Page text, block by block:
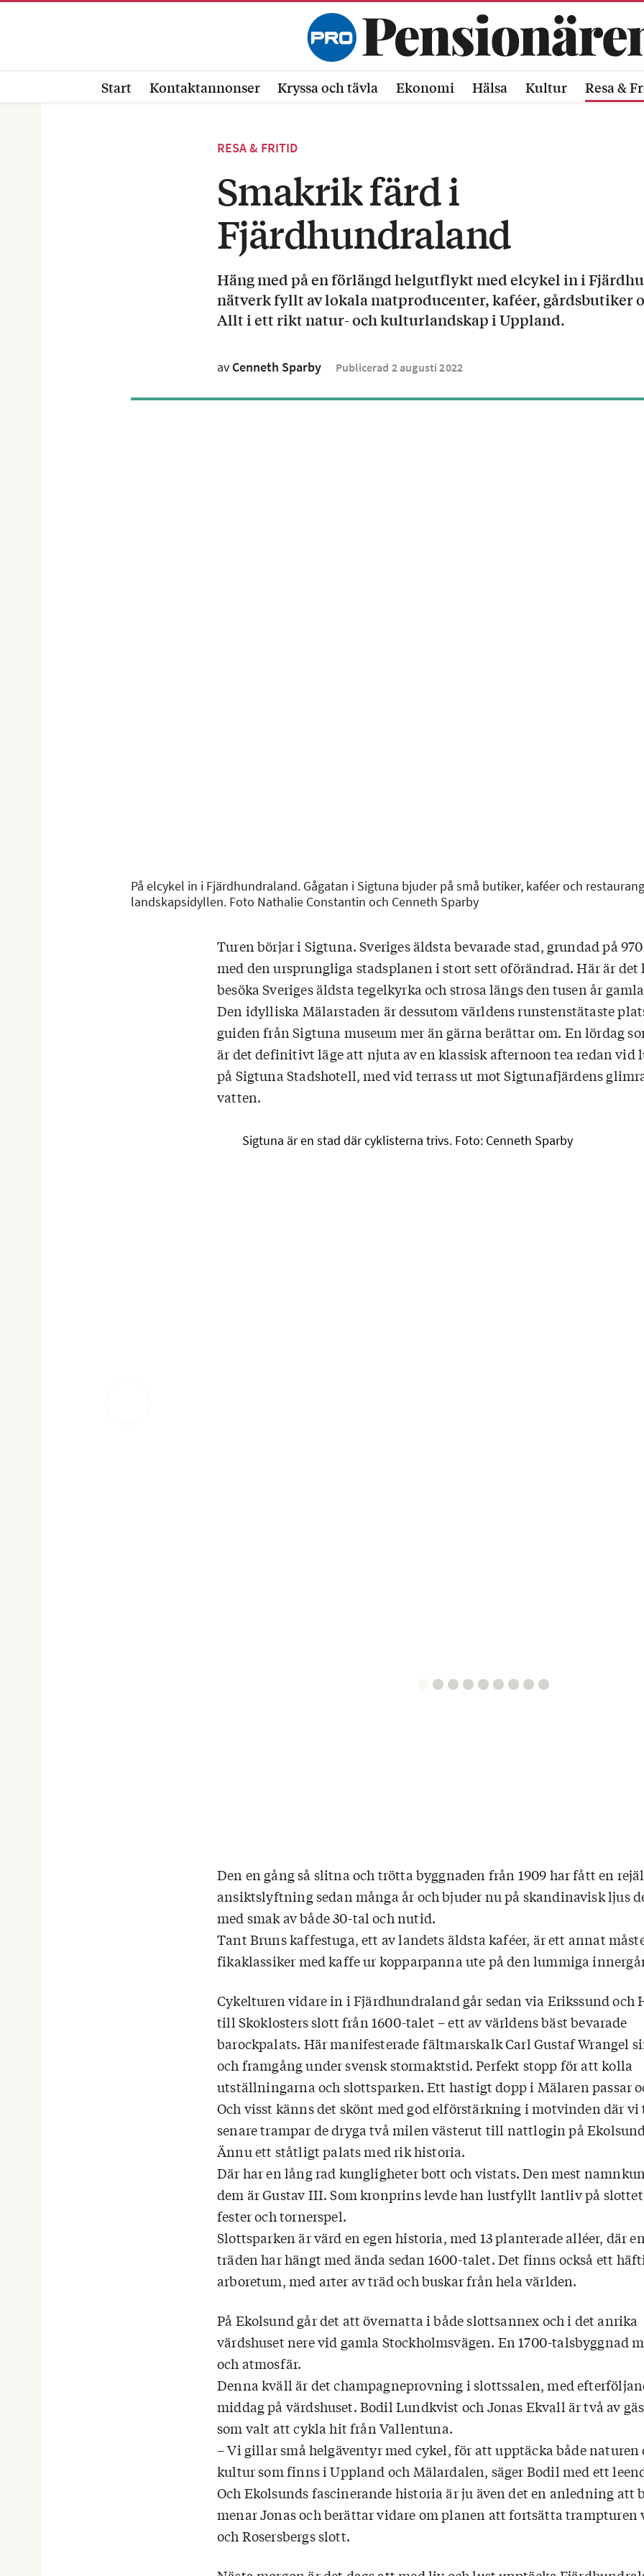
Start Kontaktannonser Kryssa och tävla Ekonomi Hälsa Kultur Resa &
RESA & FRITID
Smakrik färd i
Fjärdhundraland
Häng med på en förlängd helgutflykt med elcykel in i
nätverk fyllt av lokala matproducenter, kaféer, gårdsbutiker
Allt i ett rikt natur- och kulturlandskap i Uppland.
av Cenneth Sparby Publicerad 2 augusti 2022
På elcykel in i Fjärdhundraland. Gågatan i Sigtuna bjuder på små butiker, kaféer och
landskapsidyllen. Foto Nathalie Constantin och Cenneth Sparby
Turen börjar i Sigtuna. Sveriges äldsta bevarade stad, grundad på
med den ursprungliga stadsplanen i stort sett oförändrad. Här är det
besöka Sveriges äldsta tegelkyrka och strosa längs den tusen år
Den idylliska Mälarstaden är dessutom världens runstenstätaste
guiden från Sigtuna museum mer än gärna berättar om. En lördag
är det definitivt läge att njuta av en klassisk afternoon tea redan vid
på Sigtuna Stadshotell, med vid terrass ut mot Sigtunafjärdens
vatten.
Sigtuna är en stad där cyklisterna trivs. Foto: Cenneth Sparby
Den en gång så slitna och trötta byggnaden från 1909 har fått en rejäl
ansiktslyftning sedan många år och bjuder nu på skandinavisk ljus
med smak av både 30-tal och nutid.
Tant Bruns kaffestuga, ett av landets äldsta kaféer, är ett annat
fikaklassiker med kaffe ur kopparpanna ute på den lummiga
Cykelturen vidare in i Fjärdhundraland går sedan via Erikssund och
till Skoklosters slott från 1600-talet – ett av världens bäst bevarade
barockpalats. Här manifesterade fältmarskalk Carl Gustaf Wrangel
och framgång under svensk stormaktstid. Perfekt stopp för att kolla
utställningarna och slottsparken. Ett hastigt dopp i Mälaren passar
Och visst känns det skönt med god elförstärkning i motvinden där
senare trampar de dryga två milen västerut till nattlogin på
Ännu ett ståtligt palats med rik historia.
Där har en lång rad kungligheter bott och vistats. Den mest
dem är Gustav III. Som kronprins levde han lustfyllt lantliv på
fester och tornerspel.
Slottsparken är värd en egen historia, med 13 planterade alléer, där
träden har hängt med ända sedan 1600-talet. Det finns också ett
arboretum, med arter av träd och buskar från hela världen.
På Ekolsund går det att övernatta i både slottsannex och i det anrika
värdshuset nere vid gamla Stockholmsvägen. En 1700-talsbyggnad
och atmosfär.
Denna kväll är det champagneprovning i slottssalen, med
middag på värdshuset. Bodil Lundkvist och Jonas Ekvall är två av
som valt att cykla hit från Vallentuna.
– Vi gillar små helgäventyr med cykel, för att upptäcka både naturen
kultur som finns i Uppland och Mälardalen, säger Bodil med ett
Och Ekolsunds fascinerande historia är ju även det en anledning att
menar Jonas och berättar vidare om planen att fortsätta trampturen
och Rosersbergs slott.